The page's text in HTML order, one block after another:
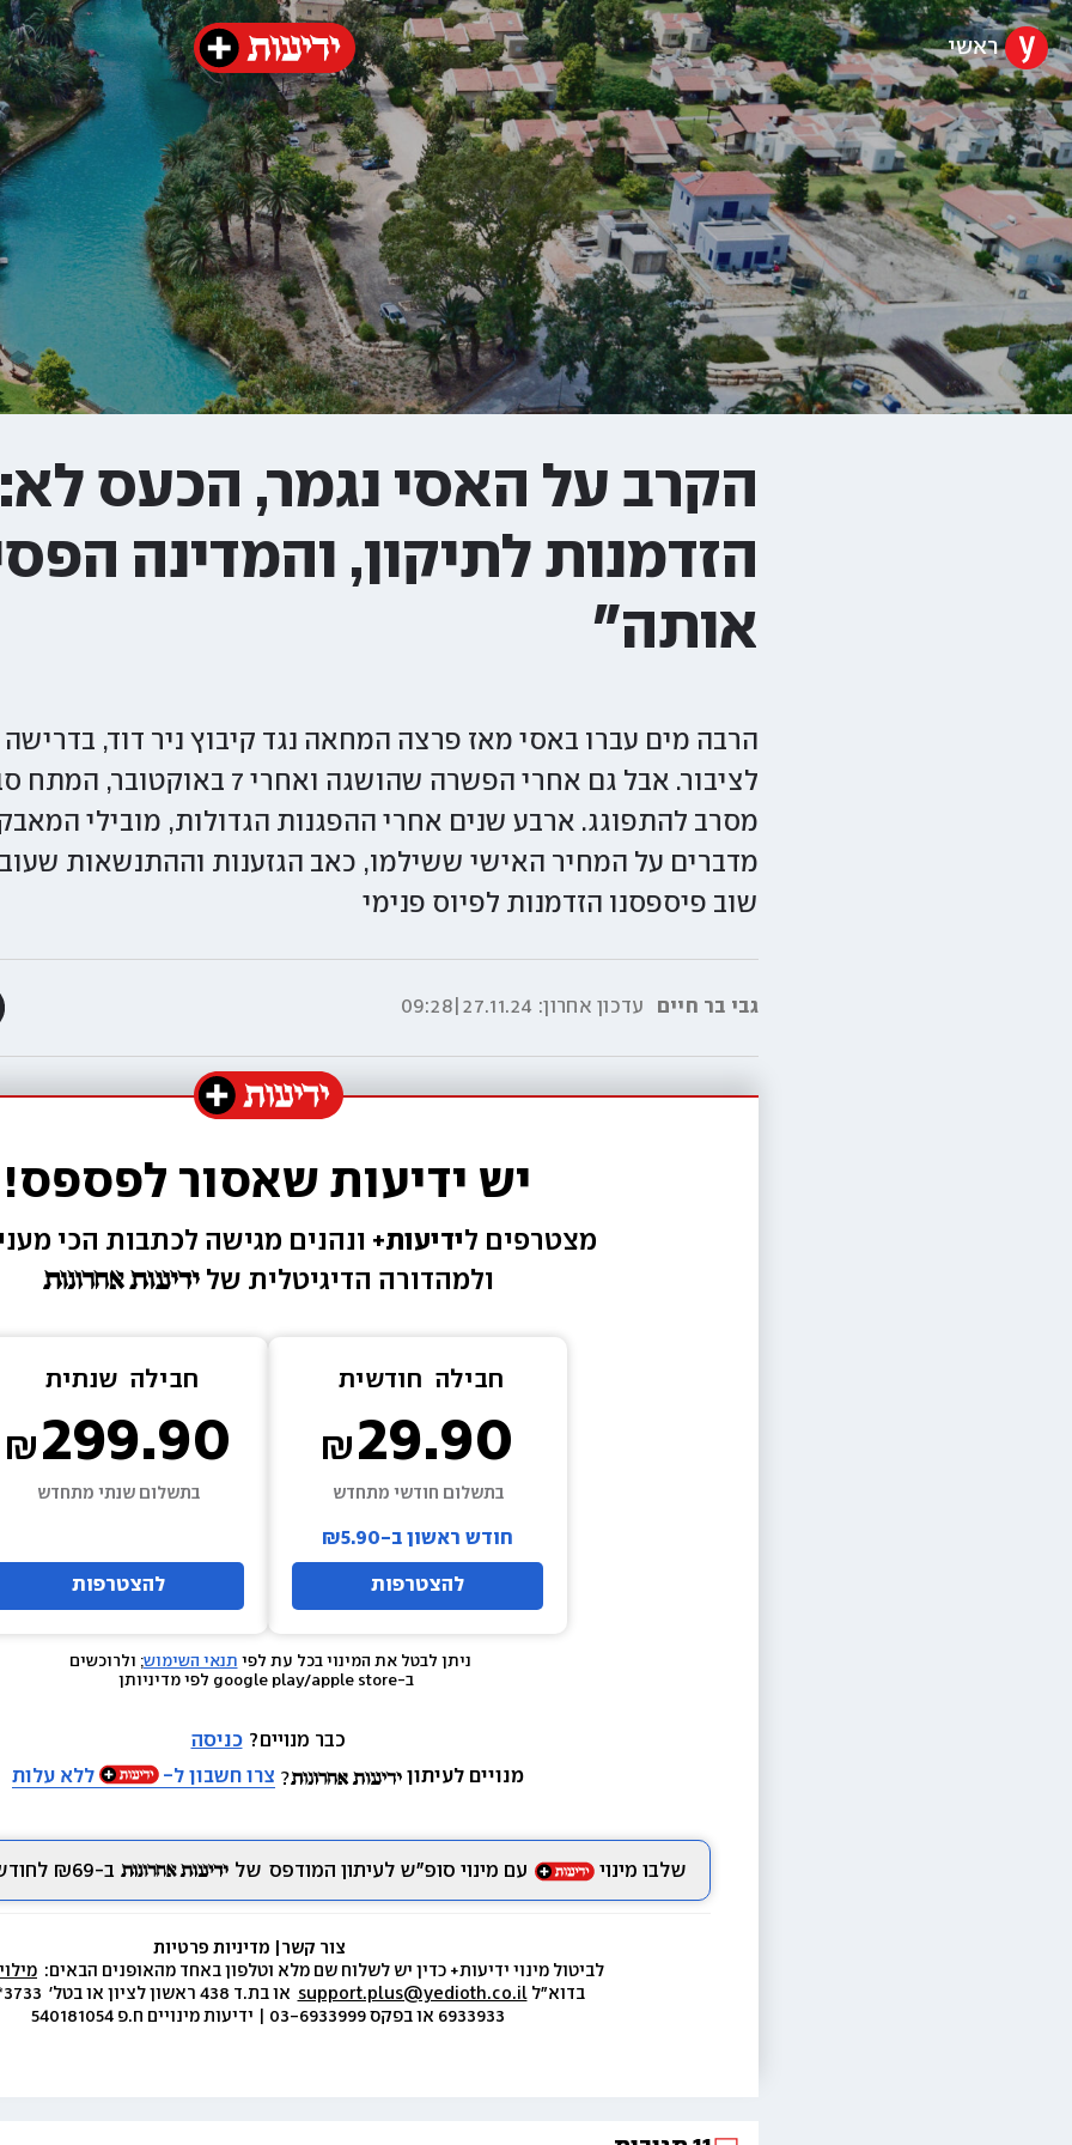
ראשי
הקרב על האסי נגמר, הכעס
הזדמנות לתיקון, והמדינה
אותה"
הרבה מים עברו באסי מאז פרצה המחאה נגד קיבוץ ניר דוד,
לציבור. אבל גם אחרי הפשרה שהושגה
מסרב להתפוגג. ארבע שנים אחרי ההפגנות הגדולות, מובילי
מדברים על המחיר האישי ששילמו, כאב הגזענות וההתנשאות
שוב פיספסנו הזדמנות לפיוס פנימי
גבי בר חיים עדכון אחרון: 27.11.24|09:28
יש ידיעות שאסור לפספס!
מצטרפים לידיעות+ ונהנים מגישה לכתבות הכי
ולמהדורה הדיגיטלית של
חבילה חודשית
29.90
בתשלום חודשי מתחדש
חודש ראשון ב-₪5.90
להצטרפות
חבילה שנתית
299.90
בתשלום שנתי מתחדש
להצטרפות
ניתן לבטל את המינוי בכל עת לפי תנאי השימוש; ולרוכשים
כבר מנויים? כניסה
מנויים לעיתון
צרו חשבון ל- ללא עלות
שלבו מינוי עם מינוי סופ״ש לעיתון המודפס של ב-₪69 לחודש.
צור קשר
לביטול מינוי ידיעות+ כדין יש לשלוח שם מלא וטלפון באחד מהאופנים הבאים:
בדוא״ל support.plus@yedioth.co.il
6933933 או בפקס 03-6933999 | ידיעות מינויים ח.פ 540181054